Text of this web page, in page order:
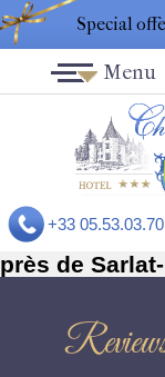
Special
+33
Menu
près de